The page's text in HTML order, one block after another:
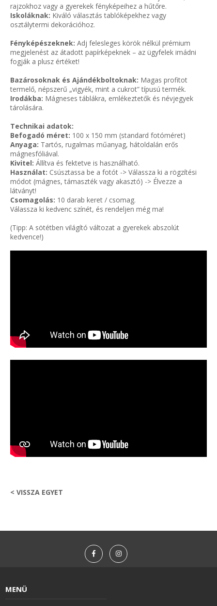
rajzokhoz vagy a gyerekek fényképeihez a hűtőre.
Iskoláknak: Kiváló választás tablóképekhez vagy
osztálytermi dekorációhoz.
Fényképészeknek:Adj felesleges körök nélkül prémium
megjelenést az átadott papírképeknek – az ügyfelek imádni
fogják a plusz értéket!
Bazárosoknak és Ajándékboltoknak: Magas profitot
termelő, népszerű „vigyék, mint a cukrot” típusú termék.
Irodákba: Mágneses táblákra, emlékeztetők és névjegyek
tárolására.
Technikai adatok:
Befogadó méret: 100 x 150 mm (standard fotóméret)
Anyaga: Tartós, rugalmas műanyag, hátoldalán erős
mágnesfóliával.
Kivitel:Állítva és fektetve is használható.
Használat: Csúsztassa be a fotót -> Válassza ki a rögzítési
módot (mágnes, támaszték vagy akasztó) -> Élvezze a
látványt!
Csomagolás: 10 darab keret / csomag.
Válassza ki kedvenc színét, és rendeljen még ma!
(Tipp: A sötétben világító változat a gyerekek abszolút
kedvence!)
< VISSZA EGYET
MENÜ